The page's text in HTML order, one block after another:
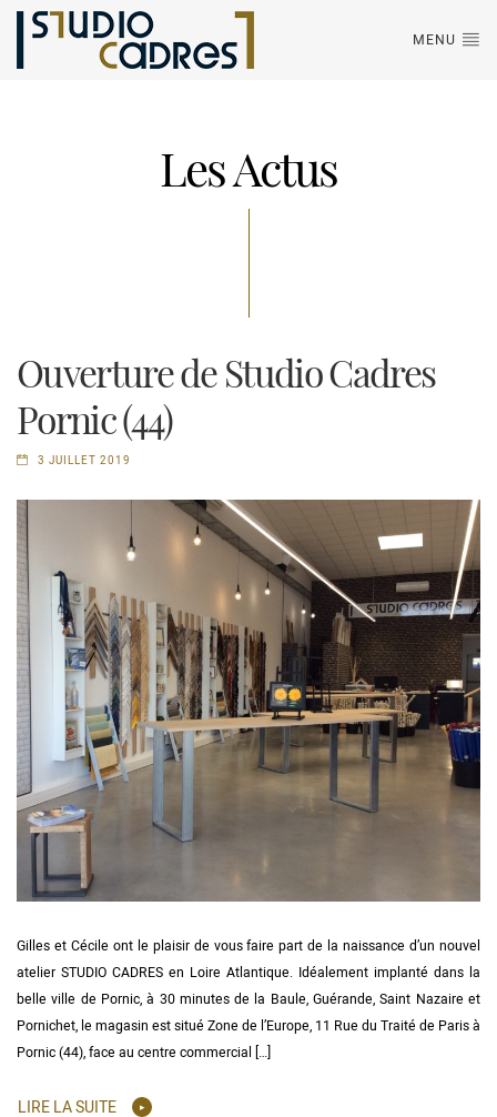
MENU
Les Actus
Ouverture de Studio Cadres
Pornic (44)
3 JUILLET 2019
Gilles et Cécile ont le plaisir de vous faire part de la naissance d’un nouvel
atelier STUDIO CADRES en Loire Atlantique. Idéalement implanté dans la
belle ville de Pornic, à 30 minutes de la Baule, Guérande, Saint Nazaire et
Pornichet, le magasin est situé Zone de l’Europe, 11 Rue du Traité de Paris à
Pornic (44), face au centre commercial […]
LIRE LA SUITE